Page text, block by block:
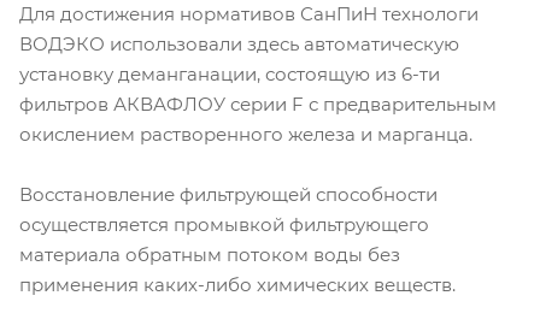
Для достижения нормативов СанПиН технологи
ВОДЭКО использовали здесь автоматическую
установку деманганации, состоящую из 6-ти
фильтров АКВАФЛОУ серии F с предварительным
окислением растворенного железа и марганца.
Восстановление фильтрующей способности
осуществляется промывкой фильтрующего
материала обратным потоком воды без
применения каких-либо химических веществ.